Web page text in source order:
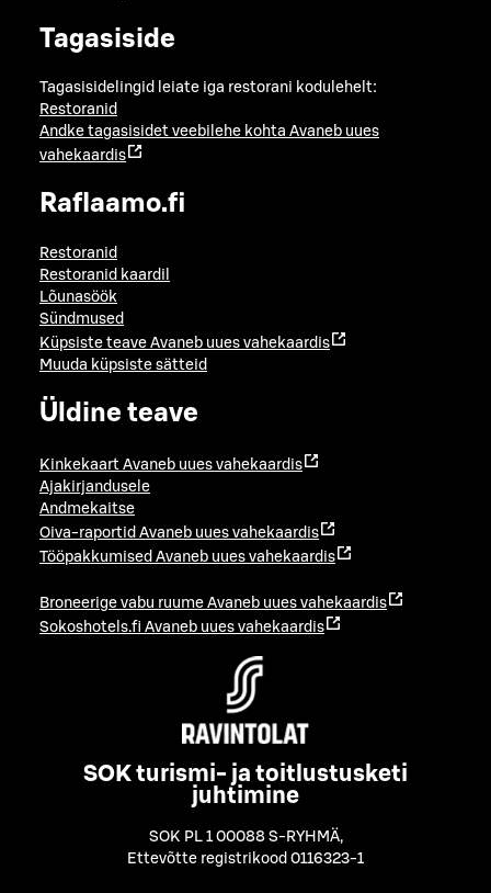
Tagasiside
Tagasisidelingid leiate iga restorani kodulehelt:
Restoranid
Andke tagasisidet veebilehe kohta Avaneb uues
vahekaardis
Raflaamo.fi
Restoranid
Restoranid kaardil
Lõunasöök
Sündmused
Küpsiste teave Avaneb uues vahekaardis
Muuda küpsiste sätteid
Üldine teave
Kinkekaart Avaneb uues vahekaardis
Ajakirjandusele
Andmekaitse
Oiva-raportid Avaneb uues vahekaardis
Tööpakkumised Avaneb uues vahekaardis
Broneerige vabu ruume Avaneb uues vahekaardis
Sokoshotels.fi Avaneb uues vahekaardis
SOK turismi- ja toitlustusketi
juhtimine
SOK PL 1 00088 S-RYHMÄ,
Ettevõtte registrikood 0116323-1